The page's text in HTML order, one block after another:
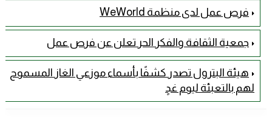
فرص عمل لدى منظمة WeWorld
جمعية الثقافة والفكر الحر تعلن عن فرص عمل
هيئة البترول تصدر كشفًا بأسماء موزعي الغاز المسموح
لهم بالتعبئة ليوم غدٍ